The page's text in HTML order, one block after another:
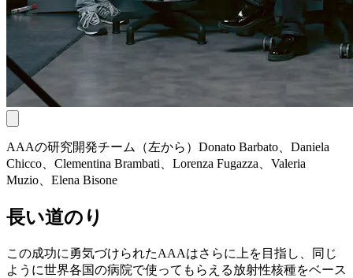
AAAの研究開発チーム（左から）Donato Barbato、Daniela
Chicco、Clementina Brambati、Lorenza Fugazza、Valeria
Muzio、Elena Bisone
長い道のり
この成功に勇気づけられたAAAはさらに上を目指し、同じ
ように世界各国の病院で使ってもらえる放射性核種をベース